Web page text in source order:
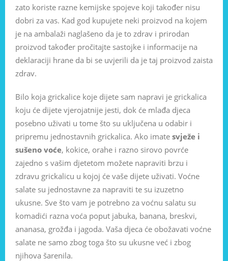
zato koriste razne kemijske spojeve koji također nisu
dobri za vas. Kad god kupujete neki proizvod na kojem
je na ambalaži naglašeno da je to zdrav i prirodan
proizvod također pročitajte sastojke i informacije na
deklaraciji hrane da bi se uvjerili da je taj proizvod zaista
zdrav.
Bilo koja grickalice koje dijete sam napravi je grickalica
koju će dijete vjerojatnije jesti, dok će mlađa djeca
posebno uživati u tome što su uključena u odabir i
pripremu jednostavnih grickalica. Ako imate svježe i
sušeno voće, kokice, orahe i razno sirovo povrće
zajedno s vašim djetetom možete napraviti brzu i
zdravu grickalicu u kojoj će vaše dijete uživati. Voćne
salate su jednostavne za napraviti te su izuzetno
ukusne. Sve što vam je potrebno za voćnu salatu su
komadići razna voća poput jabuka, banana, breskvi,
ananasa, grožđa i jagoda. Vaša djeca će obožavati voćne
salate ne samo zbog toga što su ukusne već i zbog
njihova šarenila.